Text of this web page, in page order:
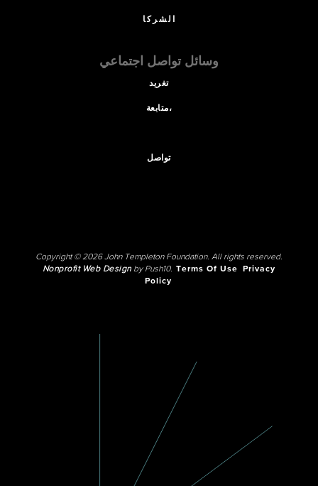
الشركا
وسائل تواصل اجتماعي
تغريد
متابعة،
تواصل
Copyright © 2026 John Templeton Foundation. All rights reserved.
Nonprofit Web Designby Push10. Terms Of Use
Privacy
Policy